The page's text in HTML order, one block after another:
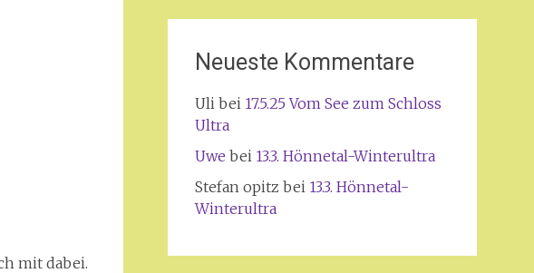
mit dabei.
Neueste Kommentare
Ulibei 17.5.25 Vom See zum Schloss
Ultra
Uwe bei 13.3. Hönnetal-Winterultra
Stefan opitz bei 13.3. Hönnetal-
Winterultra